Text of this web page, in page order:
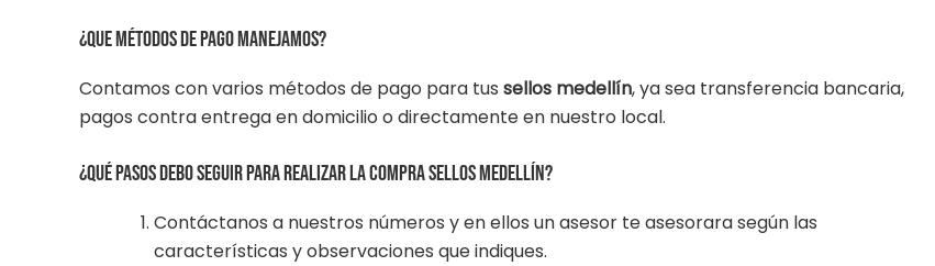
¿Que métodos de pago manejamos?
Contamos con varios métodos de pago para tus sellos medellín, ya sea transferencia bancaria,
pagos contra entrega en domicilio o directamente en nuestro local.
¿Qué pasos debo seguir para realizar la compra Sellos Medellín?
Contáctanos a nuestros números y en ellos un asesor te asesorara según las
características y observaciones que indiques.